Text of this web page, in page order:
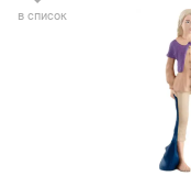
в список